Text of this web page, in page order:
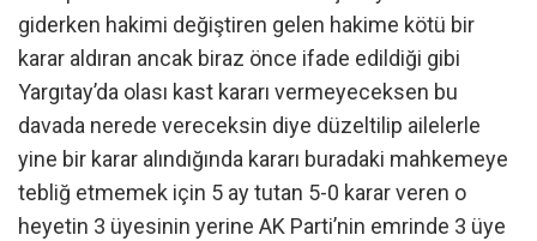
giderken hakimi değiştiren gelen hakime kötü bir
karar aldıran ancak biraz önce ifade edildiği gibi
Yargıtay’da olası kast kararı vermeyeceksen bu
davada nerede vereceksin diye düzeltilip ailelerle
yine bir karar alındığında kararı buradaki mahkemeye
tebliğ etmemek için 5 ay tutan 5-0 karar veren o
heyetin 3 üyesinin yerine AK Parti’nin emrinde 3 üye